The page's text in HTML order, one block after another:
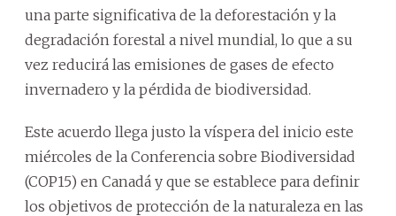
una parte significativa de la deforestación y la
degradación forestal a nivel mundial, lo que a su
vez reducirá las emisiones de gases de efecto
invernadero y la pérdida de biodiversidad.
Este acuerdo llega justo la víspera del inicio este
miércoles de la Conferencia sobre Biodiversidad
(COP15) en Canadá y que se establece para definir
los objetivos de protección de la naturaleza en las